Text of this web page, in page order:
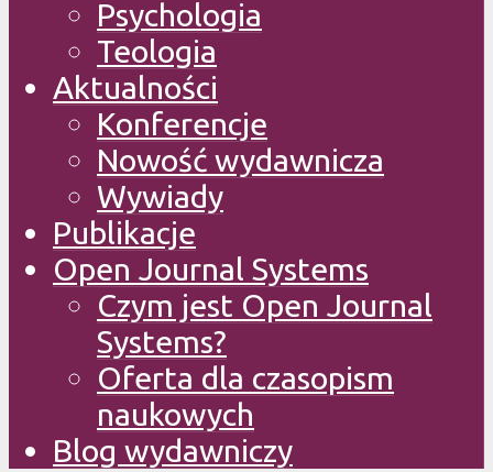
Psychologia
Teologia
Aktualności
Konferencje
Nowość wydawnicza
Wywiady
Publikacje
Open Journal Systems
Czym jest Open Journal
Systems?
Oferta dla czasopism
naukowych
Blog wydawniczy